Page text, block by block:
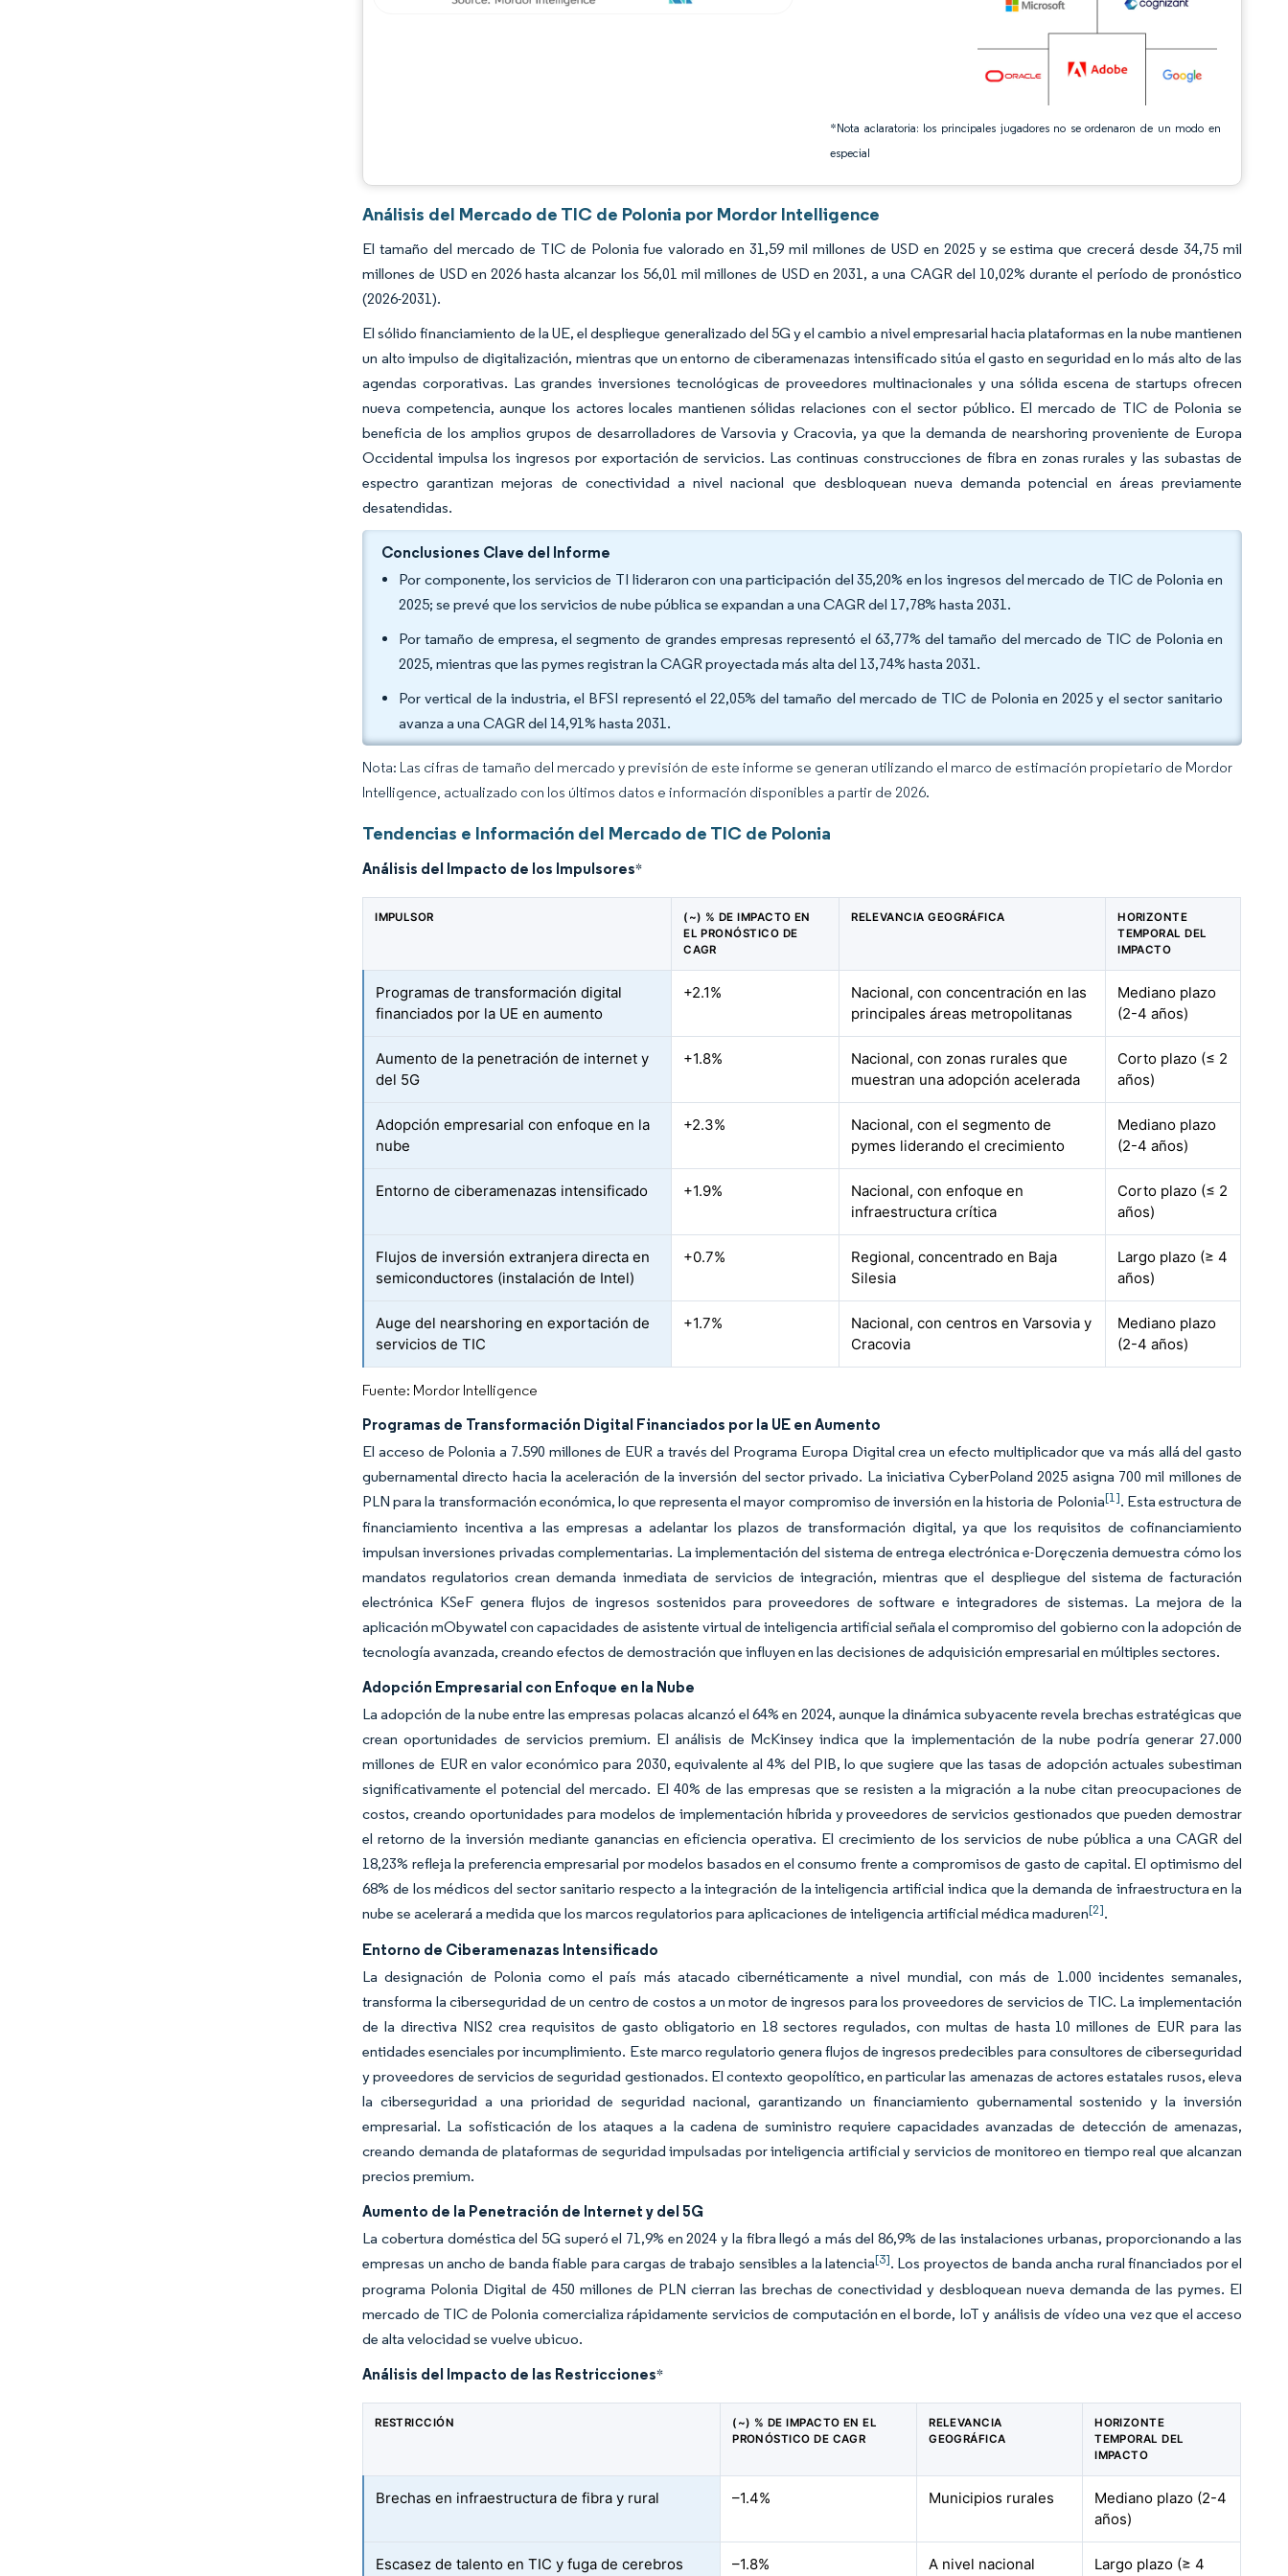
*Nota aclaratoria: los principales jugadores no se ordenaron de un modo en
especial
Análisis del Mercado de TIC de Polonia por Mordor Intelligence
El tamaño del mercado de TIC de Polonia fue valorado en 31,59 mil millones de USD en 2025 y se estima que crecerá desde 34,75 mil
millones de USD en 2026 hasta alcanzar los 56,01 mil millones de USD en 2031, a una CAGR del 10,02% durante el período de pronóstico
(2026-2031).
El sólido financiamiento de la UE, el despliegue generalizado del 5G y el cambio a nivel empresarial hacia plataformas en la nube mantienen
un alto impulso de digitalización, mientras que un entorno de ciberamenazas intensificado sitúa el gasto en seguridad en lo más alto de las
agendas corporativas. Las grandes inversiones tecnológicas de proveedores multinacionales y una sólida escena de startups ofrecen
nueva competencia, aunque los actores locales mantienen sólidas relaciones con el sector público. El mercado de TIC de Polonia se
beneficia de los amplios grupos de desarrolladores de Varsovia y Cracovia, ya que la demanda de nearshoring proveniente de Europa
Occidental impulsa los ingresos por exportación de servicios. Las continuas construcciones de fibra en zonas rurales y las subastas de
espectro garantizan mejoras de conectividad a nivel nacional que desbloquean nueva demanda potencial en áreas previamente
desatendidas.
Conclusiones Clave del Informe
Por componente, los servicios de TI lideraron con una participación del 35,20% en los ingresos del mercado de TIC de Polonia en
2025; se prevé que los servicios de nube pública se expandan a una CAGR del 17,78% hasta 2031.
Por tamaño de empresa, el segmento de grandes empresas representó el 63,77% del tamaño del mercado de TIC de Polonia en
2025, mientras que las pymes registran la CAGR proyectada más alta del 13,74% hasta 2031.
Por vertical de la industria, el BFSI representó el 22,05% del tamaño del mercado de TIC de Polonia en 2025 y el sector sanitario
avanza a una CAGR del 14,91% hasta 2031.
Nota: Las cifras de tamaño del mercado y previsión de este informe se generan utilizando el marco de estimación propietario de Mordor
Intelligence, actualizado con los últimos datos e información disponibles a partir de 2026.
Tendencias e Información del Mercado de TIC de Polonia
Análisis del Impacto de los Impulsores*
IMPULSOR
(~) % DE IMPACTO EN
EL PRONÓSTICO DE
CAGR
RELEVANCIA GEOGRÁFICA
HORIZONTE
TEMPORAL DEL
IMPACTO
Programas de transformación digital
financiados por la UE en aumento
+2.1%
Nacional, con concentración en las
principales áreas metropolitanas
Mediano plazo
(2-4 años)
Aumento de la penetración de internet y
del 5G
+1.8%
Nacional, con zonas rurales que
muestran una adopción acelerada
Corto plazo (≤ 2
años)
Adopción empresarial con enfoque en la
nube
+2.3%
Nacional, con el segmento de
pymes liderando el crecimiento
Mediano plazo
(2-4 años)
Entorno de ciberamenazas intensificado +1.9%
Nacional, con enfoque en
infraestructura crítica
Corto plazo (≤ 2
años)
Flujos de inversión extranjera directa en
semiconductores (instalación de Intel)
+0.7%
Regional, concentrado en Baja
Silesia
Largo plazo (≥ 4
años)
Auge del nearshoring en exportación de
servicios de TIC
+1.7%
Nacional, con centros en Varsovia y
Cracovia
Mediano plazo
(2-4 años)
Fuente: Mordor Intelligence
Programas de Transformación Digital Financiados por la UE en Aumento
El acceso de Polonia a 7.590 millones de EUR a través del Programa Europa Digital crea un efecto multiplicador que va más allá del gasto
gubernamental directo hacia la aceleración de la inversión del sector privado. La iniciativa CyberPoland 2025 asigna 700 mil millones de
PLN para la transformación económica, lo que representa el mayor compromiso de inversión en la historia de Polonia[1]. Esta estructura de
financiamiento incentiva a las empresas a adelantar los plazos de transformación digital, ya que los requisitos de cofinanciamiento
impulsan inversiones privadas complementarias. La implementación del sistema de entrega electrónica e-Doręczenia demuestra cómo los
mandatos regulatorios crean demanda inmediata de servicios de integración, mientras que el despliegue del sistema de facturación
electrónica KSeF genera flujos de ingresos sostenidos para proveedores de software e integradores de sistemas. La mejora de la
aplicación mObywatel con capacidades de asistente virtual de inteligencia artificial señala el compromiso del gobierno con la adopción de
tecnología avanzada, creando efectos de demostración que influyen en las decisiones de adquisición empresarial en múltiples sectores.
Adopción Empresarial con Enfoque en la Nube
La adopción de la nube entre las empresas polacas alcanzó el 64% en 2024, aunque la dinámica subyacente revela brechas estratégicas que
crean oportunidades de servicios premium. El análisis de McKinsey indica que la implementación de la nube podría generar 27.000
millones de EUR en valor económico para 2030, equivalente al 4% del PIB, lo que sugiere que las tasas de adopción actuales subestiman
significativamente el potencial del mercado. El 40% de las empresas que se resisten a la migración a la nube citan preocupaciones de
costos, creando oportunidades para modelos de implementación híbrida y proveedores de servicios gestionados que pueden demostrar
el retorno de la inversión mediante ganancias en eficiencia operativa. El crecimiento de los servicios de nube pública a una CAGR del
18,23% refleja la preferencia empresarial por modelos basados en el consumo frente a compromisos de gasto de capital. El optimismo del
68% de los médicos del sector sanitario respecto a la integración de la inteligencia artificial indica que la demanda de infraestructura en la
nube se acelerará a medida que los marcos regulatorios para aplicaciones de inteligencia artificial médica maduren[2].
Entorno de Ciberamenazas Intensificado
La designación de Polonia como el país más atacado cibernéticamente a nivel mundial, con más de 1.000 incidentes semanales,
transforma la ciberseguridad de un centro de costos a un motor de ingresos para los proveedores de servicios de TIC. La implementación
de la directiva NIS2 crea requisitos de gasto obligatorio en 18 sectores regulados, con multas de hasta 10 millones de EUR para las
entidades esenciales por incumplimiento. Este marco regulatorio genera flujos de ingresos predecibles para consultores de ciberseguridad
y proveedores de servicios de seguridad gestionados. El contexto geopolítico, en particular las amenazas de actores estatales rusos, eleva
la ciberseguridad a una prioridad de seguridad nacional, garantizando un financiamiento gubernamental sostenido y la inversión
empresarial. La sofisticación de los ataques a la cadena de suministro requiere capacidades avanzadas de detección de amenazas,
creando demanda de plataformas de seguridad impulsadas por inteligencia artificial y servicios de monitoreo en tiempo real que alcanzan
precios premium.
Aumento de la Penetración de Internet y del 5G
La cobertura doméstica del 5G superó el 71,9% en 2024 y la fibra llegó a más del 86,9% de las instalaciones urbanas, proporcionando a las
empresas un ancho de banda fiable para cargas de trabajo sensibles a la latencia[3]. Los proyectos de banda ancha rural financiados por el
programa Polonia Digital de 450 millones de PLN cierran las brechas de conectividad y desbloquean nueva demanda de las pymes. El
mercado de TIC de Polonia comercializa rápidamente servicios de computación en el borde, IoT y análisis de vídeo una vez que el acceso
de alta velocidad se vuelve ubicuo.
Análisis del Impacto de las Restricciones*
RESTRICCIÓN
(~) % DE IMPACTO EN EL
PRONÓSTICO DE CAGR
RELEVANCIA
GEOGRÁFICA
HORIZONTE
TEMPORAL DEL
IMPACTO
Brechas en infraestructura de fibra y rural –1.4% Municipios rurales
Mediano plazo (2-4
años)
Escasez de talento en TIC y fuga de cerebros –1.8% A nivel nacional Largo plazo (≥ 4